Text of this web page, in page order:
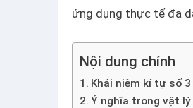
ứng dụng thực tế đa
Nội dung chính
Khái niệm kí tự số
Ý nghĩa trong vật lý